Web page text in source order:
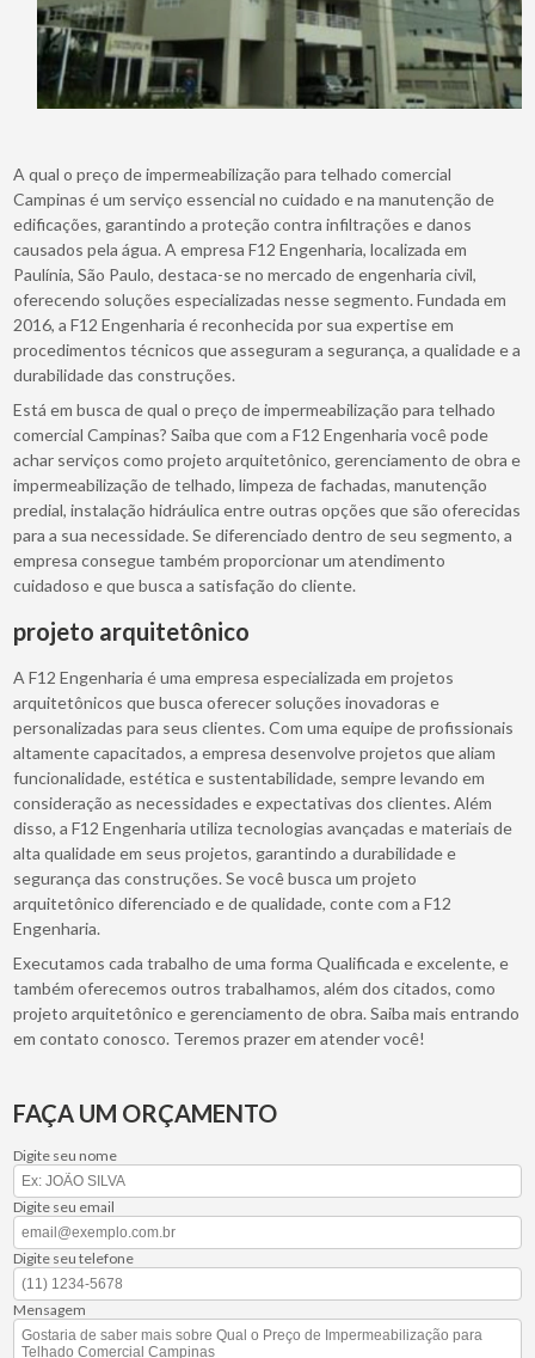
A qual o preço de impermeabilização para telhado comercial
Campinas é um serviço essencial no cuidado e na manutenção de
edificações, garantindo a proteção contra infiltrações e danos
causados pela água. A empresa F12 Engenharia, localizada em
Paulínia, São Paulo, destaca-se no mercado de engenharia civil,
oferecendo soluções especializadas nesse segmento. Fundada em
2016, a F12 Engenharia é reconhecida por sua expertise em
procedimentos técnicos que asseguram a segurança, a qualidade e a
durabilidade das construções.
Está em busca de qual o preço de impermeabilização para telhado
comercial Campinas? Saiba que com a F12 Engenharia você pode
achar serviços como projeto arquitetônico, gerenciamento de obra e
impermeabilização de telhado, limpeza de fachadas, manutenção
predial, instalação hidráulica entre outras opções que são oferecidas
para a sua necessidade. Se diferenciado dentro de seu segmento, a
empresa consegue também proporcionar um atendimento
cuidadoso e que busca a satisfação do cliente.
projeto arquitetônico
A F12 Engenharia é uma empresa especializada em projetos
arquitetônicos que busca oferecer soluções inovadoras e
personalizadas para seus clientes. Com uma equipe de profissionais
altamente capacitados, a empresa desenvolve projetos que aliam
funcionalidade, estética e sustentabilidade, sempre levando em
consideração as necessidades e expectativas dos clientes. Além
disso, a F12 Engenharia utiliza tecnologias avançadas e materiais de
alta qualidade em seus projetos, garantindo a durabilidade e
segurança das construções. Se você busca um projeto
arquitetônico diferenciado e de qualidade, conte com a F12
Engenharia.
Executamos cada trabalho de uma forma Qualificada e excelente, e
também oferecemos outros trabalhamos, além dos citados, como
projeto arquitetônico e gerenciamento de obra. Saiba mais entrando
em contato conosco. Teremos prazer em atender você!
FAÇA UM ORÇAMENTO
Digite seu nome
Digite seu email
Digite seu telefone
Mensagem